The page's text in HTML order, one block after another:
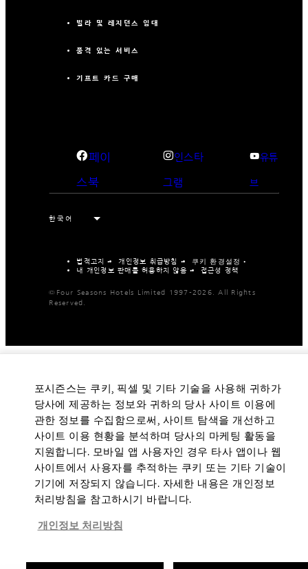
빌라 및 레지던스 임대
품격 있는 서비스
기프트 카드 구매
페이
스북
인스타
그램
유튜
브
법적고지 개인정보 취급방침
쿠키 환경설정
내 개인정보 판매를 허용하지 않음
접근성 정책
©Four Seasons Hotels Limited 1997-2026. All Rights
Reserved.
포시즌스는 쿠키, 픽셀 및 기타 기술을 사용해 귀하가
당사에 제공하는 정보와 귀하의 당사 사이트 이용에
관한 정보를 수집함으로써, 사이트 탐색을 개선하고
사이트 이용 현황을 분석하며 당사의 마케팅 활동을
지원합니다. 모바일 앱 사용자인 경우 타사 앱이나 웹
사이트에서 사용자를 추적하는 쿠키 또는 기타 기술이
기기에 저장되지 않습니다. 자세한 내용은 개인정보
처리방침을 참고하시기 바랍니다.
개인정보 처리방침